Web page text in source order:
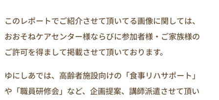
このレポートでご紹介させて頂いてる画像に関しては、
おおそねケアセンター様ならびに参加者様・ご家族様の
ご許可を得まして掲載させて頂いております。
ゆにしあでは、高齢者施設向けの「食事リハサポート」
や「職員研修会」など、企画提案、講師派遣させて頂い